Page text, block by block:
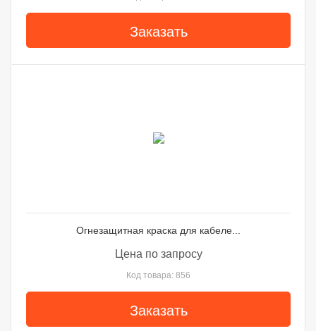
Заказать
Огнезащитная краска для кабеле...
Цена по запросу
Код товара: 856
Заказать